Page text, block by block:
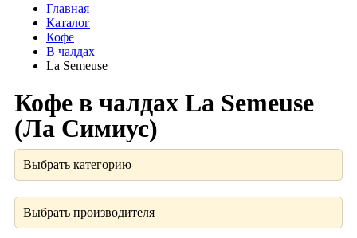
Главная
Каталог
Кофе
В чалдах
La Semeuse
Кофе в чалдах La Semeuse
(Ла Симиус)
Выбрать категорию
Выбрать производителя